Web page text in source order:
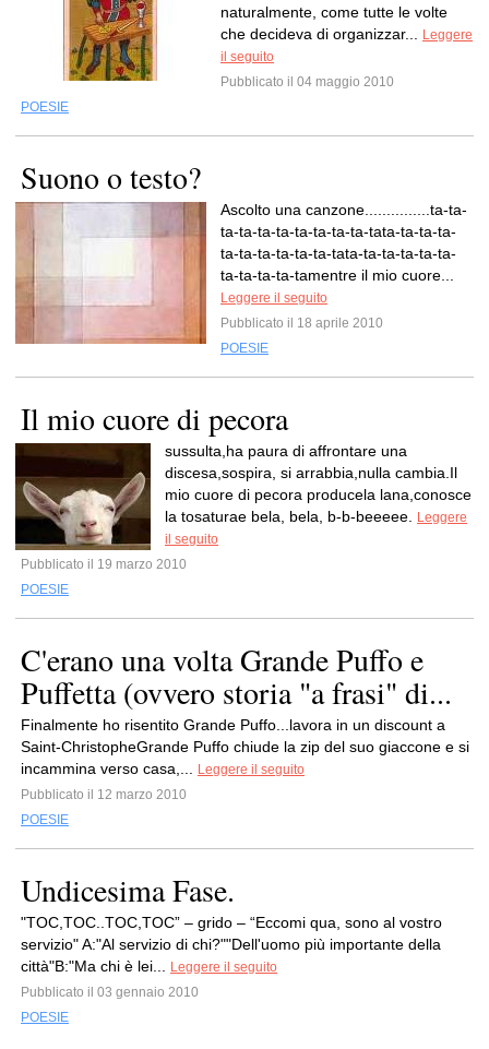
naturalmente, come tutte le volte
che decideva di organizzar...
Leggere
il seguito
Pubblicato il 04 maggio 2010
POESIE
Suono o testo?
Ascolto una canzone...............ta-ta-
ta-ta-ta-ta-ta-ta-ta-ta-tata-ta-ta-ta-
ta-ta-ta-ta-ta-ta-tata-ta-ta-ta-ta-ta-
ta-ta-ta-ta-tamentre il mio cuore...
Leggere il seguito
Pubblicato il 18 aprile 2010
POESIE
Il mio cuore di pecora
sussulta,ha paura di affrontare una
discesa,sospira, si arrabbia,nulla cambia.Il
mio cuore di pecora producela lana,conosce
la tosaturae bela, bela, b-b-beeeee.
Leggere
il seguito
Pubblicato il 19 marzo 2010
POESIE
C'erano una volta Grande Puffo e
Puffetta (ovvero storia "a frasi" di...
Finalmente ho risentito Grande Puffo...lavora in un discount a
Saint-ChristopheGrande Puffo chiude la zip del suo giaccone e si
incammina verso casa,...
Leggere il seguito
Pubblicato il 12 marzo 2010
POESIE
Undicesima Fase.
"TOC,TOC..TOC,TOC” – grido – “Eccomi qua, sono al vostro
servizio" A:"Al servizio di chi?""Dell'uomo più importante della
città"B:"Ma chi è lei...
Leggere il seguito
Pubblicato il 03 gennaio 2010
POESIE